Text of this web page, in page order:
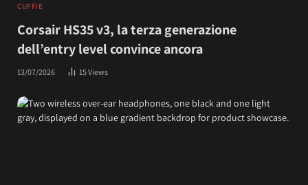
CUFFIE
Corsair HS35 v3, la terza generazione
dell’entry level convince ancora
13/07/2026 15Views